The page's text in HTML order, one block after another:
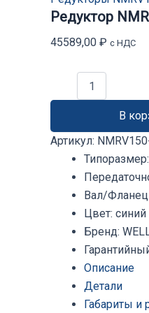
Редуктор
45589,00 ₽ с НДС
Редуктор
50:1-
28/250
В
Артикул:
Типоразмер:
Вал/Фланец
Цвет: синий
Бренд:
Описание
Детали
Габариты и